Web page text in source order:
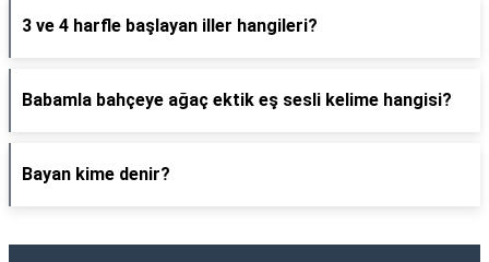
3 ve 4 harfle başlayan iller hangileri?
Babamla bahçeye ağaç ektik eş sesli kelime hangisi?
Bayan kime denir?